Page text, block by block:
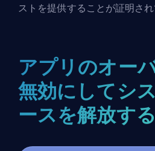
ストを提供することが証明され
アプリのオー
無効にしてシ
ースを解放する